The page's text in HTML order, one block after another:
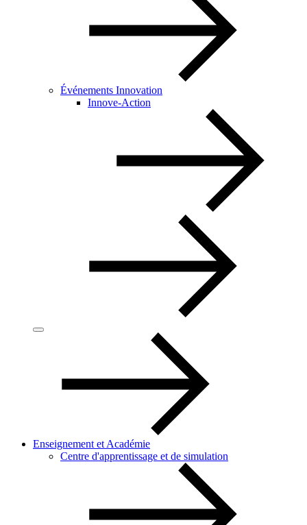
Événements Innovation
Innove-Action
Enseignement et Académie
Centre d'apprentissage et de simulation